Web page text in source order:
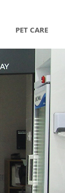
PET CARE